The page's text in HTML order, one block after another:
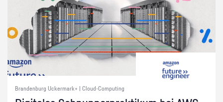
Brandenburg Uckermark+ | Cloud-Computing